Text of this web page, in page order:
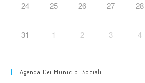
24 25 26 27 28
31 1 2 3 4
Agenda Dei Municipi Sociali